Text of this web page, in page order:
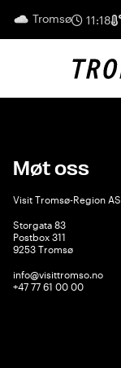
Tromsø 11:18
Møt oss
Visit Tromsø-Region AS
Storgata 83
Postbox 311
9253 Tromsø
info@visittromso.no
+47 77 61 00 00